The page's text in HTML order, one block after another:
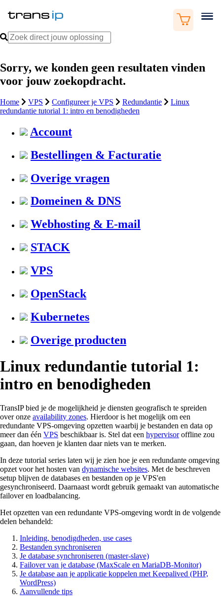
Sorry, we konden geen resultaten vinden
voor jouw zoekopdracht.
Home VPS Configureer je VPS Redundantie
Linux
redundantie tutorial 1: intro en benodigheden
Account
Bestellingen & Facturatie
Overige vragen
Domeinen & DNS
Webhosting & E-mail
STACK
VPS
OpenStack
Kubernetes
Overige producten
Linux redundantie tutorial 1:
intro en benodigheden
TransIP bied je de mogelijkheid je diensten geografisch te spreiden
over onze availability zones. Hierdoor is het mogelijk om een
redundante VPS-omgeving opzetten waarbij je bestanden en data op
meer dan één VPS beschikbaar is. Stel dat een hypervisoroffline zou
gaan, dan hoeven je klanten daar niets van te merken.
In deze tutorial series laten wij je zien hoe je een redundante omgeving
opzet voor het hosten van dynamische websites. Met de beschreven
setup blijven de databases en bestanden op je VPS'en
gesynchroniseerd. Daarnaast wordt gebruik gemaakt van automatische
failover en loadbalancing.
Het opzetten van een redundante VPS-omgeving wordt in de volgende
delen behandeld:
Inleiding, benodigdheden, use cases
Bestanden synchroniseren
Je database synchroniseren (master-slave)
Failover van je database (MaxScale en MariaDB-Monitor)
Je database aan je applicatie koppelen met Keepalived (PHP,
WordPress)
Aanvullende tips